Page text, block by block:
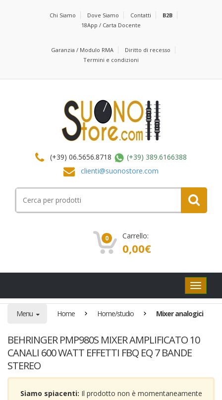
Chi Siamo Dove Siamo Contatti
B2B
18App / Carta Docente
Garanzia / Modulo RMA
Diritto di recesso
Termini e condizioni
(+39) 06.5656.8718
(+39) 389.6166388
clienti@suonostore.com
per:
0 Carrello:
0,00€
Pulsanti
di
Menu Home Home/studio Mixer analogici
BEHRINGER PMP980S MIXER AMPLIFICATO 10
CANALI 600 WATT EFFETTI FBQ EQ 7 BANDE
STEREO
Siamo spiacenti: Il prodotto non è momentaneamente